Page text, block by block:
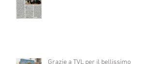
Grazie a TVL per il bellissimo